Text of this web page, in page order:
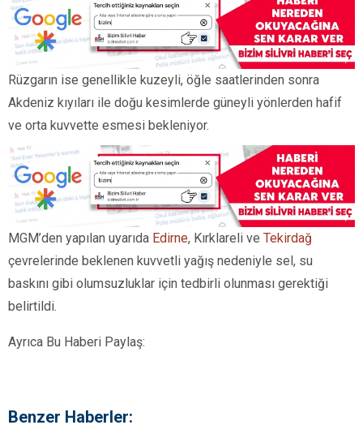
Rüzgarın ise genellikle kuzeyli, öğle saatlerinden sonra
Akdeniz kıyıları ile doğu kesimlerde güneyli yönlerden hafif
ve orta kuvvette esmesi bekleniyor.
MGM’den yapılan uyarıda Edirne, Kırklareli ve Tekirdağ
çevrelerinde beklenen kuvvetli yağış nedeniyle sel, su
baskını gibi olumsuzluklar için tedbirli olunması gerektiği
belirtildi.
Ayrıca Bu Haberi Paylaş:
Benzer Haberler: